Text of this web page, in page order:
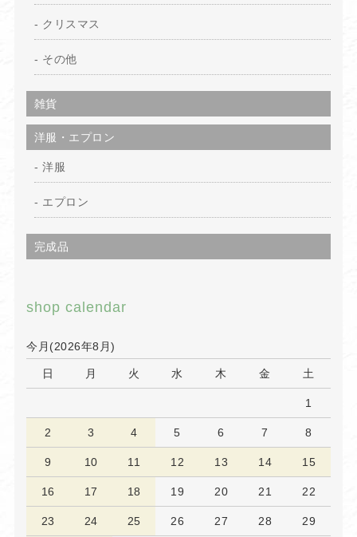
クリスマス
その他
雑貨
洋服・エプロン
洋服
エプロン
完成品
shop calendar
今月(2026年8月)
日 月 火 水 木 金 土
1
2 3 4 5 6 7 8
9 10 11 12 13 14 15
16 17 18 19 20 21 22
23 24 25 26 27 28 29